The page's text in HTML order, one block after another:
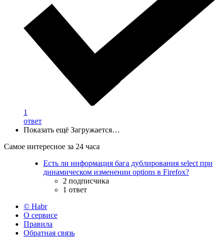
1
ответ
Показать ещё Загружается…
Самое интересное за 24 часа
Есть ли информация бага дублирования select при
динамическом изменении options в Firefox?
2 подписчика
1 ответ
© Habr
О сервисе
Правила
Обратная связь